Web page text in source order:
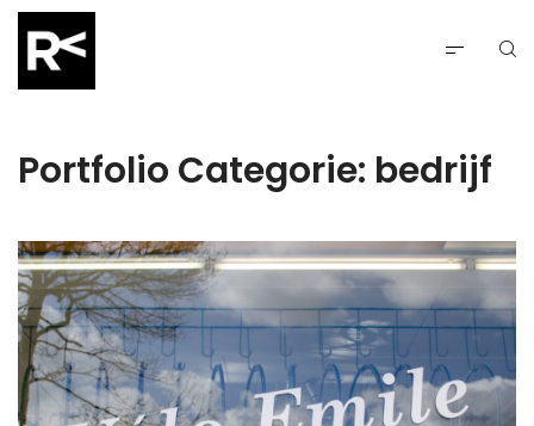
Portfolio Categorie: bedrijf